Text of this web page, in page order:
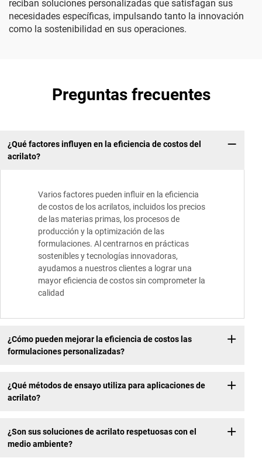
reciban soluciones personalizadas que satisfagan sus
necesidades específicas, impulsando tanto la innovación
como la sostenibilidad en sus operaciones.
Preguntas frecuentes
¿Qué factores influyen en la eficiencia de costos del
acrilato?
Varios factores pueden influir en la eficiencia
de costos de los acrilatos, incluidos los precios
de las materias primas, los procesos de
producción y la optimización de las
formulaciones. Al centrarnos en prácticas
sostenibles y tecnologías innovadoras,
ayudamos a nuestros clientes a lograr una
mayor eficiencia de costos sin comprometer la
calidad
¿Cómo pueden mejorar la eficiencia de costos las
formulaciones personalizadas?
¿Qué métodos de ensayo utiliza para aplicaciones de
acrilato?
¿Son sus soluciones de acrilato respetuosas con el
medio ambiente?